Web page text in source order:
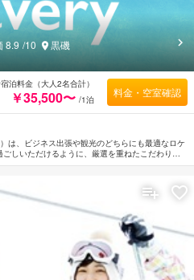
、ビジネス出張や観光のどちらにも最適なロケ
しいただけるように、厳選を重ねたこだわりの
苑 覚楽 のスタッフがおもてなしの心を持って丁
ために各種アメニティを整えております。タオ
などを備えたお部屋でぐっすりとおやすみいただ
ョンをご体験いただけます。 便利な立地に位置す
しており、那須塩原の滞在先には最適です。
8.9 /10 黒磯
泊料金（大人2名合計）
￥35,500〜 /1泊
料金・空室確認